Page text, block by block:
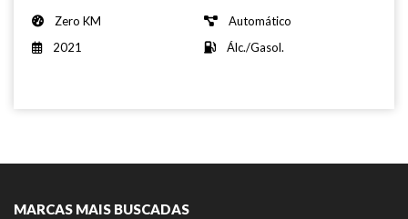
Zero KM
Automático
2021
Álc./Gasol.
MARCAS MAIS BUSCADAS